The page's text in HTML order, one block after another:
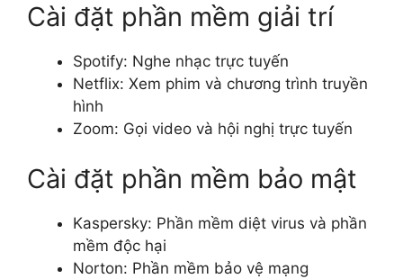
Cài đặt phần mềm giải trí
Spotify: Nghe nhạc trực tuyến
Netflix: Xem phim và chương trình truyền
hình
Zoom: Gọi video và hội nghị trực tuyến
Cài đặt phần mềm bảo mật
Kaspersky: Phần mềm diệt virus và phần
mềm độc hại
Norton: Phần mềm bảo vệ mạng